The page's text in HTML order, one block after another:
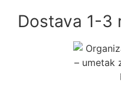
Dostava 1-3